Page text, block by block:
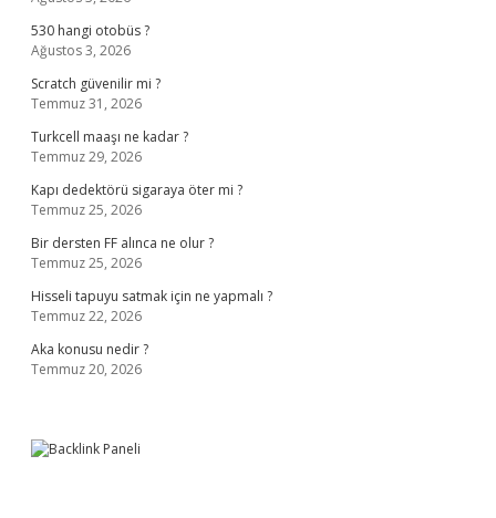
530 hangi otobüs ?
Ağustos 3, 2026
Scratch güvenilir mi ?
Temmuz 31, 2026
Turkcell maaşı ne kadar ?
Temmuz 29, 2026
Kapı dedektörü sigaraya öter mi ?
Temmuz 25, 2026
Bir dersten FF alınca ne olur ?
Temmuz 25, 2026
Hisseli tapuyu satmak için ne yapmalı ?
Temmuz 22, 2026
Aka konusu nedir ?
Temmuz 20, 2026